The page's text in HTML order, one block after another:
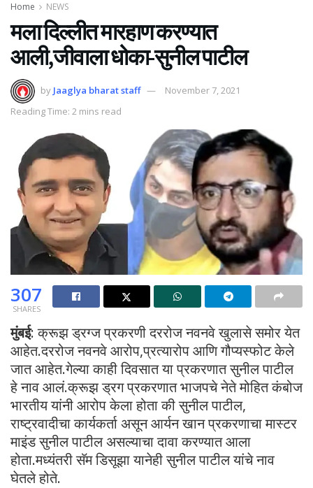
Home NEWS
मला दिल्लीत मारहाण करण्यात
आली,जीवाला धोका-सुनील पाटील
by Jaaglya bharat staff
November 7, 2021
Reading Time: 2 mins read
307
SHARES
मुंबई: क्रूझ ड्रग्ज प्रकरणी दररोज नवनवे खुलासे समोर येत
आहेत.दररोज नवनवे आरोप,प्रत्यारोप आणि गौप्यस्फोट केले
जात आहेत.गेल्या काही दिवसात या प्रकरणात सुनील पाटील
हे नाव आलं.क्रूझ ड्रग प्रकरणात भाजपचे नेते मोहित कंबोज
भारतीय यांनी आरोप केला होता की सुनील पाटील,
राष्ट्रवादीचा कार्यकर्ता असून आर्यन खान प्रकरणाचा मास्टर
माइंड सुनील पाटील असल्याचा दावा करण्यात आला
होता.मध्यंतरी सॅम डिसूझा यानेही सुनील पाटील यांचे नाव
घेतले होते.